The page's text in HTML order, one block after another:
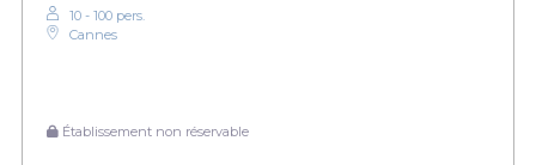
10 - 100 pers.
Cannes
Établissement non réservable